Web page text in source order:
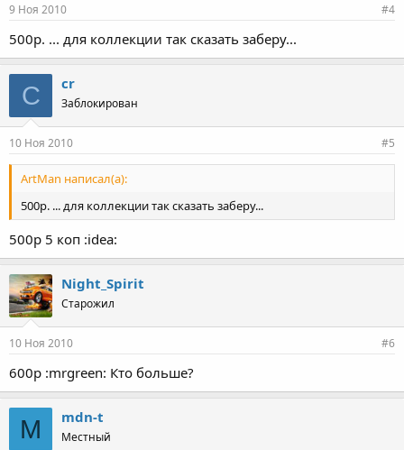
9 Ноя 2010 #4
500р. ... для коллекции так сказать заберу...
C cr
Заблокирован
10 Ноя 2010 #5
ArtMan написал(а):
500р. ... для коллекции так сказать заберу...
500р 5 коп :idea:
Night_Spirit
Старожил
10 Ноя 2010 #6
600р :mrgreen: Кто больше?
M mdn-t
Местный